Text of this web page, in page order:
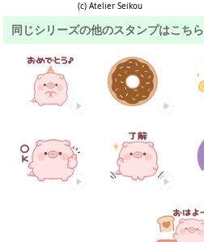
(c) Atelier Seikou
同じシリーズの他のスタンプはこちら